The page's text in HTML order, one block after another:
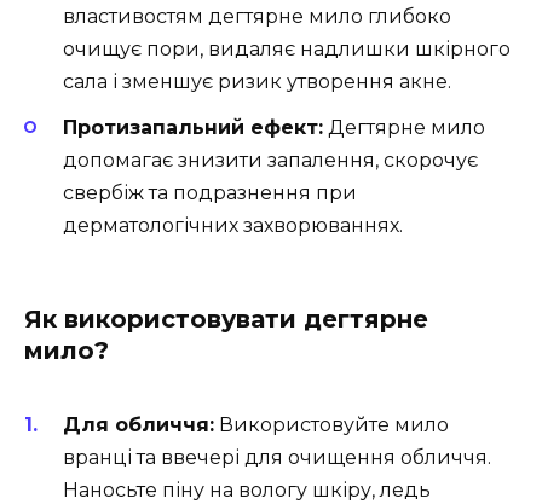
властивостям дегтярне мило глибоко
очищує пори, видаляє надлишки шкірного
сала і зменшує ризик утворення акне.
Протизапальний ефект: Дегтярне мило
допомагає знизити запалення, скорочує
свербіж та подразнення при
дерматологічних захворюваннях.
Як використовувати дегтярне
мило?
Для обличчя: Використовуйте мило
вранці та ввечері для очищення обличчя.
Наносьте піну на вологу шкіру, ледь